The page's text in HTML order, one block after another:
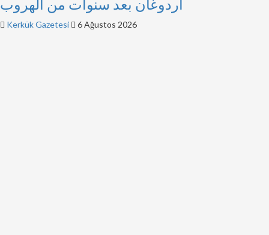
أردوغان بعد سنوات من الهروب
Kerkük Gazetesi 6 Ağustos 2026